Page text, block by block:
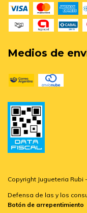
Medios de
Copyright Jugueteria Rubi
Defensa de las y los
Botón de arrepentimiento